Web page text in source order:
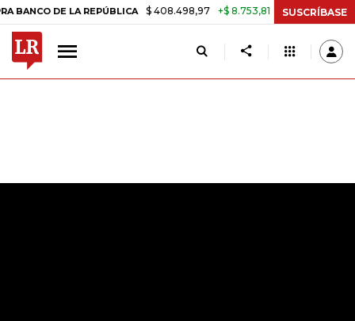
DE LA REPÚBLICA $ 408.498,97 +$ 8.753,81 +2,19% TASA DE
SUSCRÍBASE